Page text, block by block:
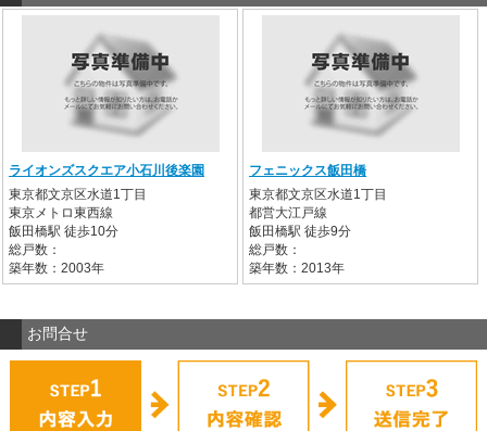
ライオンズスクエア小石川後楽園
東京都文京区水道1丁目
東京メトロ東西線
飯田橋駅 徒歩10分
総戸数：
築年数：2003年
フェニックス飯田橋
東京都文京区水道1丁目
都営大江戸線
飯田橋駅 徒歩9分
総戸数：
築年数：2013年
お問合せ